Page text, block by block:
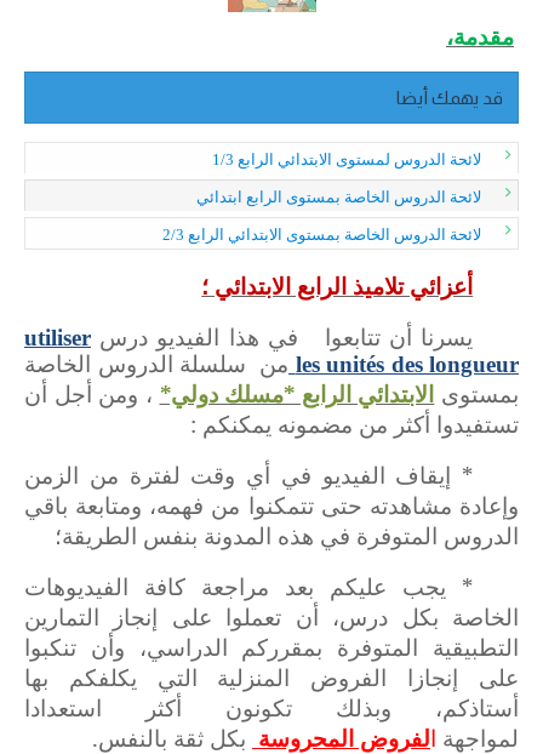
مقدمة،
قد يهمك أيضا
لائحة الدروس لمستوى الابتدائي الرابع 1/3
لائحة الدروس الخاصة بمستوى الرابع ابتدائي
لائحة الدروس الخاصة بمستوى الابتدائي الرابع 2/3
أعزائي تلاميذ الرابع الابتدائي ؛
يسرنا أن تتابعوا في هذا الفيديو درس utiliser
les unités des longueur من سلسلة الدروس الخاصة
بمستوى الابتدائي الرابع *مسلك دولي* ، ومن أجل أن
تستفيدوا أكثر من مضمونه يمكنكم :
* إيقاف الفيديو في أي وقت لفترة من الزمن
وإعادة مشاهدته حتى تتمكنوا من فهمه، ومتابعة باقي
الدروس المتوفرة في هذه المدونة بنفس الطريقة؛
* يجب عليكم بعد مراجعة كافة الفيديوهات
الخاصة بكل درس، أن تعملوا على إنجاز التمارين
التطبيقية المتوفرة بمقرركم الدراسي، وأن تنكبوا
على إنجازا الفروض المنزلية التي يكلفكم بها
أستاذكم، وبذلك تكونون أكثر استعدادا
لمواجهة الفروض المحروسة بكل ثقة بالنفس.